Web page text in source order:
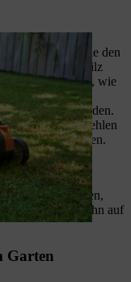
ist, können Sie den
Filz
Ratgeber, wie
gedüngt werden.
, dann empfehlen
durchzuführen.
Bewässerung.
anstatt zu lüften,
düngen, um ihn auf
Garten